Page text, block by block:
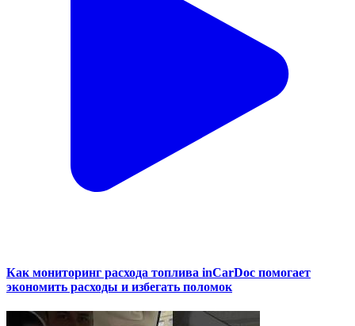
Как мониторинг расхода топлива inCarDoc помогает
экономить расходы и избегать поломок